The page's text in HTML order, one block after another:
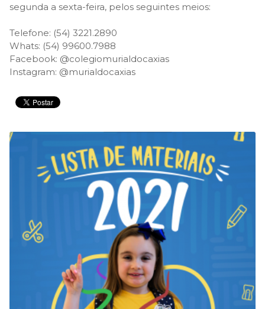
segunda a sexta-feira, pelos seguintes meios:
Telefone: (54) 3221.2890
Whats: (54) 99600.7988
Facebook: @colegiomurialdocaxias
Instagram: @murialdocaxias